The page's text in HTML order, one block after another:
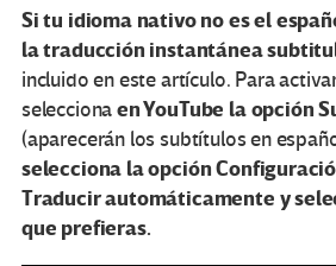
Si tu idioma nativo no es el
la traducción instantánea
incluido en este artículo. Para
seleccionaen YouTube la opción
(aparecerán los subtítulos en
selecciona la opción
Traducir automáticamente y
que prefieras.